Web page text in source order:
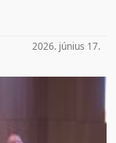
2026. június 17.